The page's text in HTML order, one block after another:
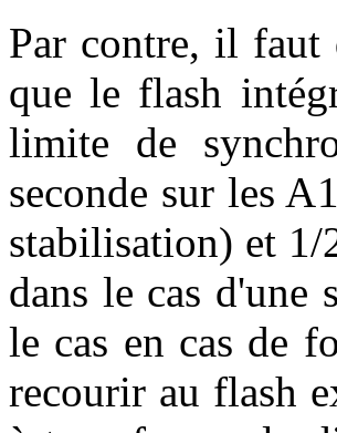
Par contre, il faut
que le flash
limite de
seconde sur les
stabilisation) et 1/
dans le cas d'une
le cas en cas de
recourir au flash